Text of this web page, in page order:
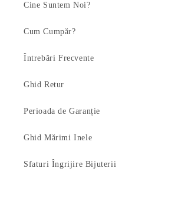
Cine Suntem Noi?
Cum Cumpăr?
Întrebări Frecvente
Ghid Retur
Perioada de Garanție
Ghid Mărimi Inele
Sfaturi Îngrijire Bijuterii